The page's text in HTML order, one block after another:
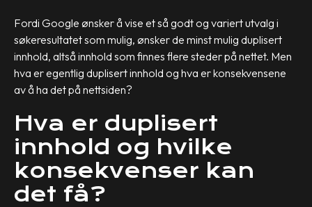
Fordi Google ønsker å vise et så godt og variert utvalg i
søkeresultatet som mulig, ønsker de minst mulig duplisert
innhold, altså innhold som finnes flere steder på nettet. Men
hva er egentlig duplisert innhold og hva er konsekvensene
av å ha det på nettsiden?
Hva er duplisert
innhold og hvilke
konsekvenser kan
det få?